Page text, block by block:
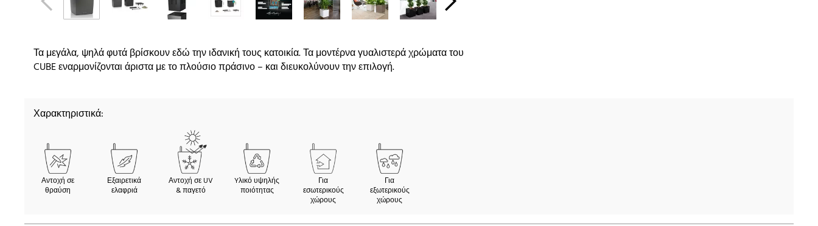
Τα μεγάλα, ψηλά φυτά βρίσκουν εδώ την ιδανική τους κατοικία. Τα μοντέρνα γυαλιστερά χρώματα του
CUBE εναρμονίζονται άριστα με το πλούσιο πράσινο – και διευκολύνουν την επιλογή.
Χαρακτηριστικά:
Αντοχή σε
θραύση
Εξαιρετικά
ελαφριά
Αντοχή σε UV
& παγετό
Yλικό υψηλής
ποιότητας
Για
εσωτερικούς
χώρους
Για
εξωτερικούς
χώρους